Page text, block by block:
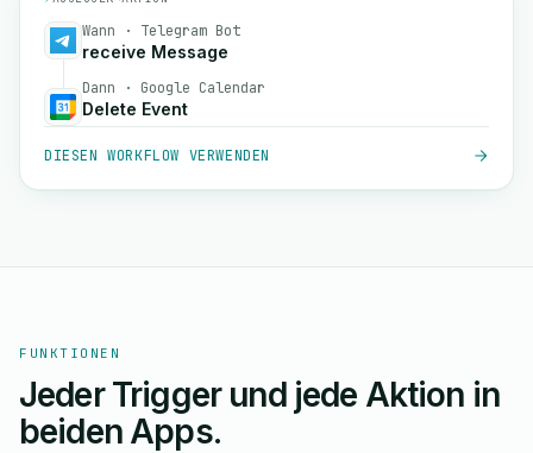
Wann · Telegram Bot
receive Message
Dann · Google Calendar
Delete Event
DIESEN WORKFLOW VERWENDEN
FUNKTIONEN
Jeder Trigger und jede Aktion in
beiden Apps.